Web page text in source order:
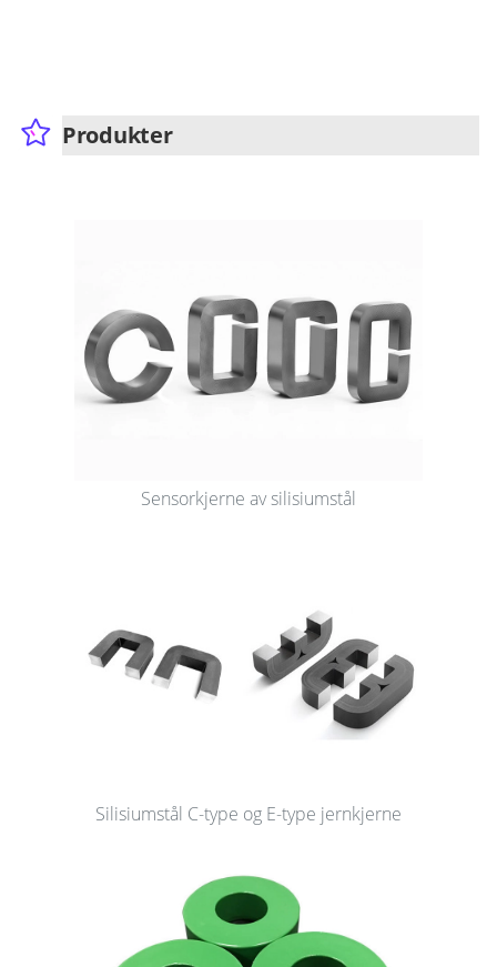
Produkter
Sensorkjerne av silisiumstål
Silisiumstål C-type og E-type jernkjerne